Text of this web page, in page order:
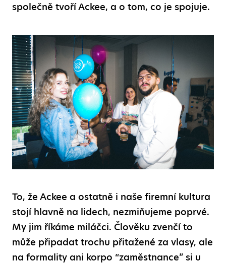
společně tvoří Ackee, a o tom, co je spojuje.
To, že Ackee a ostatně i naše firemní kultura
stojí hlavně na lidech, nezmiňujeme poprvé.
My jim říkáme miláčci. Člověku zvenčí to
může připadat trochu přitažené za vlasy, ale
na formality ani korpo “zaměstnance” si u